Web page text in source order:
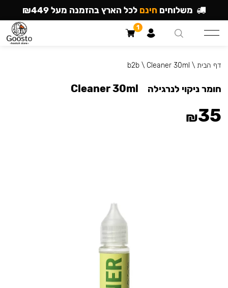
דף הבית \
b2b\ Cleaner 30ml
חומר ניקוי לנרגילה Cleaner 30ml
₪35
משלוחים חינם לכל הארץ בהזמנה מעל ₪449
1